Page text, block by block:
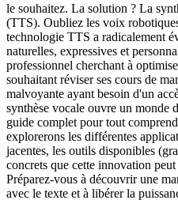
le souhaitez. La solution ? La
(TTS). Oubliez les voix
technologie TTS a radicalement
naturelles, expressives et
professionnel cherchant à
souhaitant réviser ses cours de
malvoyante ayant besoin d'un
synthèse vocale ouvre un monde
guide complet pour tout
explorerons les différentes
jacentes, les outils disponibles
concrets que cette innovation
Préparez-vous à découvrir une
avec le texte et à libérer la